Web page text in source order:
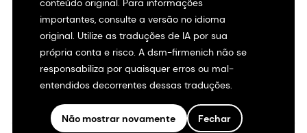
conteúdo original. Para informações
importantes, consulte a versão no idioma
original. Utilize as traduções de IA por sua
própria conta e risco. A dsm-firmenich não se
responsabiliza por quaisquer erros ou mal-
entendidos decorrentes dessas traduções.
Não mostrar novamente Fechar
Histórias de carreira
Inclusão e
pertencimento
Início da carreira